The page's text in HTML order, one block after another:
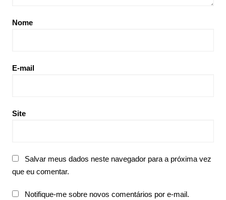
Nome
E-mail
Site
Salvar meus dados neste navegador para a próxima vez
que eu comentar.
Notifique-me sobre novos comentários por e-mail.